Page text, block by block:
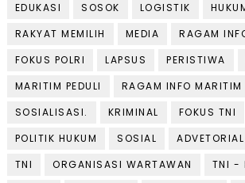
EDUKASI
SOSOK LOGISTIK
RAKYAT MEMILIH
MEDIA
RAGAM
FOKUS POLRI
LAPSUS PERISTIWA
MARITIM PEDULI
RAGAM INFO MARITIM
SOSIALISASI.
KRIMINAL FOKUS TNI
POLITIK HUKUM
SOSIAL ADVETORIAL
TNI
ORGANISASI WARTAWAN TNI -